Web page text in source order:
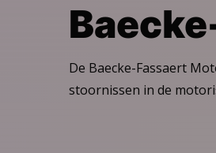
De Baecke-Fassaert
stoornissen in de